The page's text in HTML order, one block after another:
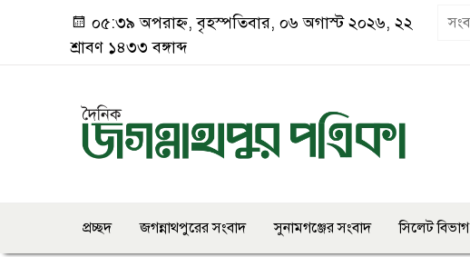
০৫:৩৯ অপরাহ্ন, বৃহস্পতিবার, ০৬ অগাস্ট ২০২৬, ২২
শ্রাবণ ১৪৩৩ বঙ্গাব্দ
প্রচ্ছদ জগন্নাথপুরের সংবাদ সুনামগঞ্জের সংবাদ সিলেট বিভাগ